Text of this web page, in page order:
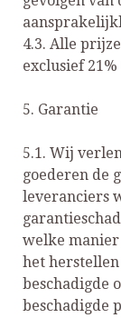
4.3. Alle
exclusief 21%
5. Garantie
5.1. Wij
goederen de
leveranciers
welke manier
het herstellen
beschadigde
beschadigde